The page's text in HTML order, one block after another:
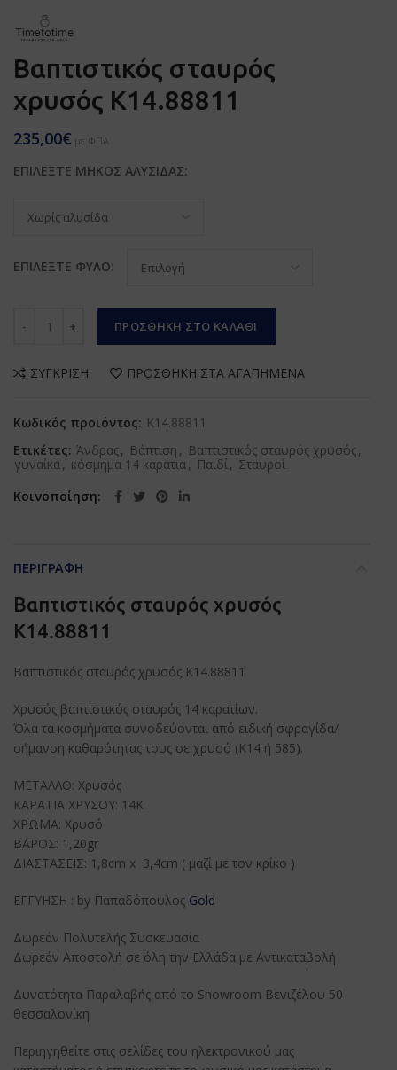
Βαπτιστικός σταυρός
χρυσός Κ14.88811
235,00€ με ΦΠΑ
ΕΠΙΛΕΞΤΕ ΜΗΚΟΣ ΑΛΥΣΙΔΑΣ:
ΕΠΙΛΕΞΤΕ ΦΥΛΟ:
ΠΡΟΣΘΉΚΗ ΣΤΟ ΚΑΛΆΘΙ
ΣΎΓΚΡΙΣΗ ΠΡΟΣΘΉΚΗ ΣΤΑ ΑΓΑΠΗΜΈΝΑ
Κωδικός προϊόντος: Κ14.88811
Ετικέτες: Άνδρας, Βάπτιση , Βαπτιστικός σταυρός χρυσός,
γυναίκα, κόσμημα 14 καράτια, Παιδί, Σταυροί
Κοινοποίηση
ΠΕΡΙΓΡΑΦΉ
Βαπτιστικός σταυρός χρυσός
Κ14.88811
Βαπτιστικός σταυρός χρυσός Κ14.88811
Χρυσός βαπτιστικός σταυρός 14 καρατίων.
Όλα τα κοσμήματα συνοδεύονται από ειδική σφραγίδα/
σήμανση καθαρότητας τους σε χρυσό (K14 ή 585).
ΜΕΤΑΛΛΟ: Χρυσός
ΚΑΡΑΤΙΑ ΧΡΥΣΟΥ: 14K
ΧΡΩΜΑ: Χρυσό
ΒΑΡΟΣ: 1,20gr
ΔΙΑΣΤΑΣΕΙΣ: 1,8cm x 3,4cm ( μαζί με τον κρίκο )
ΕΓΓΥΗΣΗ : by Παπαδόπουλος Gold
Δωρεάν Πολυτελής Συσκευασία
Δωρεάν Αποστολή σε όλη την Ελλάδα με Αντικαταβολή
Δυνατότητα Παραλαβής από το Showroom Βενιζέλου 50
θεσσαλονίκη
Περιηγηθείτε στις σελίδες του ηλεκτρονικού μας